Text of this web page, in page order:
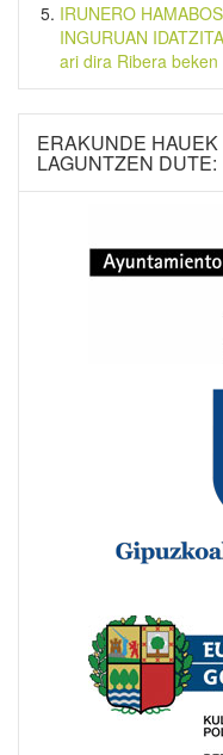
IRUNERO
INGURUAN
ari dira Ribera
ERAKUNDE
LAGUNTZEN DUTE: